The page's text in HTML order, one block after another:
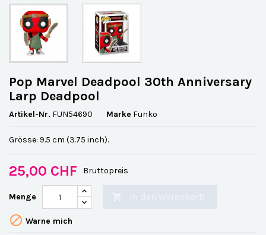
Pop Marvel Deadpool 30th Anniversary
Larp Deadpool
Artikel-Nr. FUN54690 Marke Funko
Grösse: 9.5 cm (3.75 inch).
25,00 CHF Bruttopreis
Menge
 Warne mich